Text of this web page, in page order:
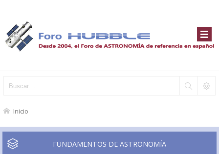
Inicio
FUNDAMENTOS DE ASTRONOMÍA